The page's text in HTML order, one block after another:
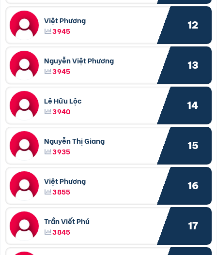
Việt Phương
3945
12
Nguyễn Việt Phương
3945
13
Lê Hữu Lộc
3940
14
Nguyễn Thị Giang
3935
15
Việt Phương
3855
16
Trần Viết Phú
3845
17